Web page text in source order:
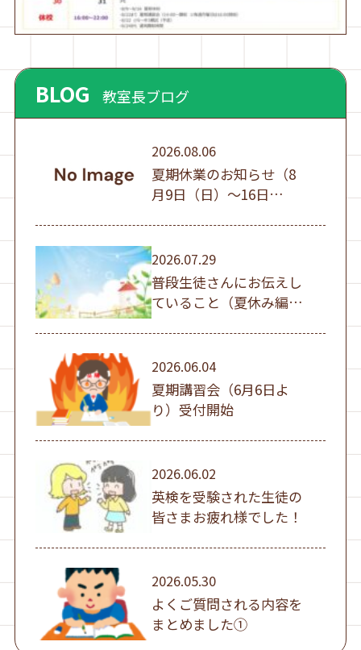
BLOG 教室長ブログ
2026.08.06
夏期休業のお知らせ（8
月9日（日）～16日
2026.07.29
普段生徒さんにお伝えし
ていること（夏休み編
①）
2026.06.04
夏期講習会（6月6日よ
り）受付開始
2026.06.02
英検を受験された生徒の
皆さまお疲れ様でした！
2026.05.30
よくご質問される内容を
まとめました①